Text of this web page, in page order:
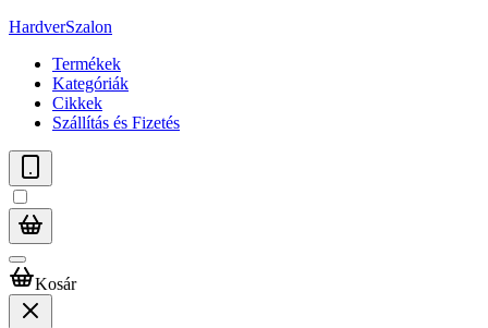
HardverSzalon
Termékek
Kategóriák
Cikkek
Szállítás és Fizetés
Kosár